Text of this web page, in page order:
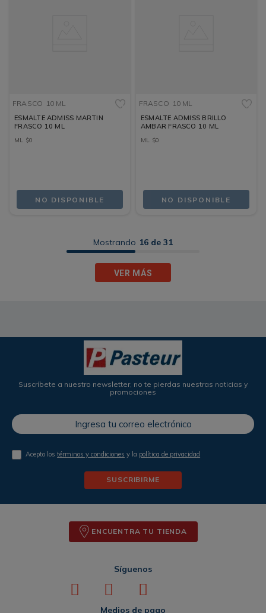
FRASCO 10 ML
ESMALTE ADMISS MARTIN
FRASCO 10 ML
ML $0
NO DISPONIBLE
FRASCO 10 ML
ESMALTE ADMISS BRILLO
AMBAR FRASCO 10 ML
ML $0
NO DISPONIBLE
Mostrando 16 de 31
VER MÁS
Suscríbete a nuestro newsletter, no te pierdas nuestras noticias y
promociones
Acepto lostérminos y condiciones y la política de privacidad
SUSCRIBIRME
ENCUENTRA TU TIENDA
Síguenos
Medios de pago